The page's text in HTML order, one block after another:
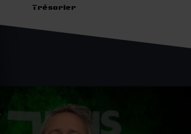
Trésorier